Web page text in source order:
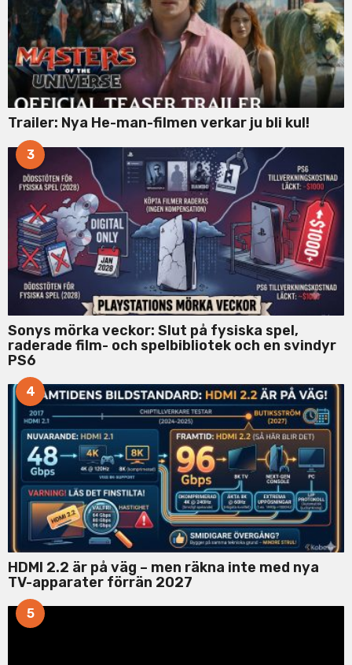
Trailer: Nya He-man-filmen verkar ju bli kul!
3
Sonys mörka veckor: Slut på fysiska spel,
raderade film- och spelbibliotek och en svindyr
PS6
4
HDMI 2.2 är på väg – men räkna inte med nya
TV-apparater förrän 2027
5